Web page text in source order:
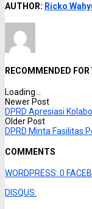
AUTHOR: Ricko
RECOMMENDED FOR
Loading...
Newer Post
DPRD Apresiasi
Older Post
DPRD Minta Fasilitas
COMMENTS
WORDPRESS: 0
DISQUS: